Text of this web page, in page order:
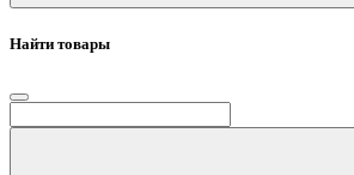
Найти товары